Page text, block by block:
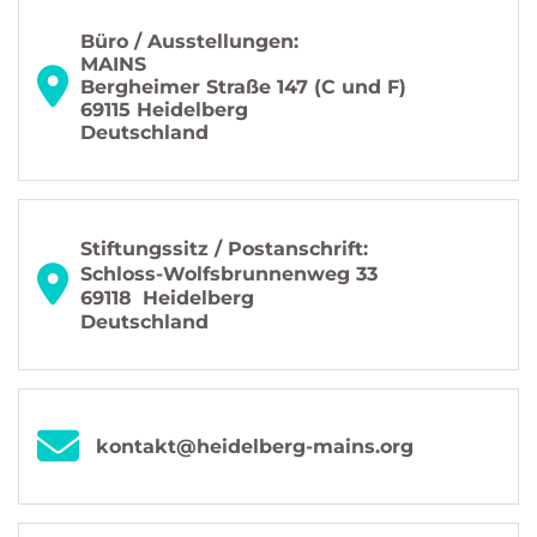
Büro / Ausstellungen:
MAINS
Bergheimer Straße 147 (C und F)
69115 Heidelberg
Deutschland
Stiftungssitz / Postanschrift:
Schloss-Wolfsbrunnenweg 33
69118 Heidelberg
Deutschland
kontakt@heidelberg-mains.org